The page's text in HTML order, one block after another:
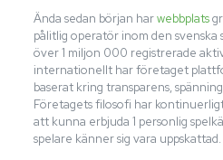
Ända sedan början harwebbplats
pålitlig operatör inom den svenska
över 1 miljon 000 registrerade
internationellt har företaget
baserat kring transparens,
Företagets filosofi har
att kunna erbjuda 1 personlig
spelare känner sig vara uppskattad.